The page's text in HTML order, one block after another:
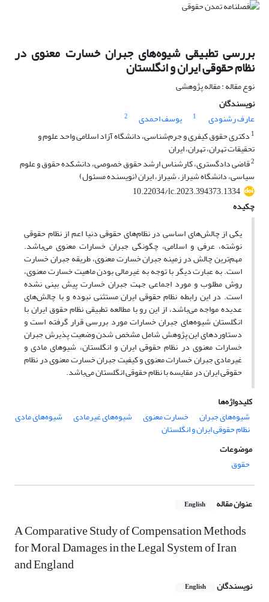
بررسی تطبیقی شیوه‌های جبران خسارت معنوی در
نظام حقوقی ایران و انگلستان
نوع مقاله : مقاله پژوهشی
نویسندگان
عارف رشنودی
1 یوسف احمدی
2
1 دکتری حقوق کیفری و جرم‌‌شناسی، دانشگاه آزاد اسلامی واحد علوم و
تحقیقات تهران، تهران، ایران
2قاضی دادگستری، کارشناس ارشد حقوق خصوصی، دانشکده حقوق و علوم
سیاسی، دانشگاه شیراز، شیراز، ایران (نویسنده مسئول)
10.22034/lc.2023.394373.1334
چکیده
یکی از چالش‌های اساسی در نظام‌های حقوقی دنیا اعم از نظام حقوقی
نوشته، عرفی و اسلامی، چگونگی جبران خسارات معنوی می‌باشد.
مهم‌ترین چالش در زمینه جبران خسارت معنوی، طریقه جبران خسارت
است. به عبارت دیگر با توجه به غیرمالی بودن ماهیت خسارت معنوی،
روش مطلوب و مورد اجماعی جهت جبران خسارت پیش بینی نشده
است. در این رابطه نظام حقوقی ایران مستثنی نبوده و با چالش‌های
عدیده مواجه می‌باشد، از این رو با مطالعه تطبیقی نظام حقوق ایران با
انگلستان شیوه‌های جبران خسارات مورد بررسی قرار گرفته است و
دستاوردهای این پژوهش شامل مشخص شدن وضعیت پذیرش جبران
خسارات معنوی در نظام حقوقی ایران و انگلستان، شیوهای مادی و
غیرمادی جبران خسارات معنوی و کیفیت جبران خسارت معنوی در نظام
حقوقی ایران در مقایسه با نظام حقوقی انگلستان می‌باشد.
کلیدواژه‌ها
شیوه‌های جبران
خسارت معنوی شیوه‌های غیرمادی شیوه‌های مادی
نظام حقوقی ایران و انگلستان
موضوعات
حقوق
عنوان مقاله English
A Comparative Study of Compensation Methods
for Moral Damages in the Legal System of Iran
and England
نویسندگان English